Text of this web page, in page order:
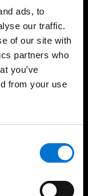
ads, to
our traffic.
of our site with
partners who
you’ve
from your use